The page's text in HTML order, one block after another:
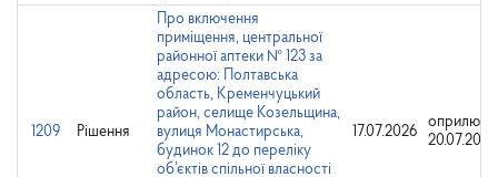
1209 Рішення
Про включення
приміщення, центральної
районної аптеки № 123 за
адресою: Полтавська
область, Кременчуцький
район, селище Козельщина,
вулиця Монастирська,
будинок 12 до переліку
об’єктів спільної власності
17.07.2026
20.07.2026